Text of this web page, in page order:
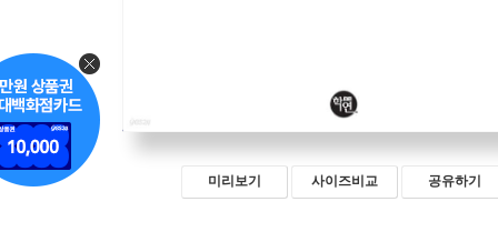
미리보기 사이즈비교 공유하기